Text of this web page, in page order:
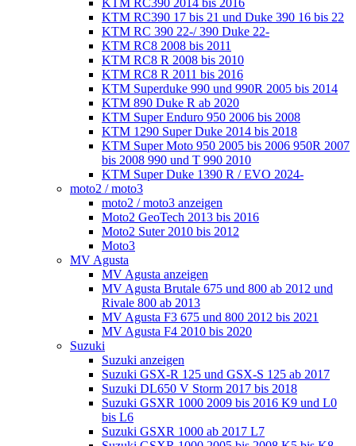
KTM RC390 2014 bis 2016
KTM RC390 17 bis 21 und Duke 390 16 bis 22
KTM RC 390 22-/ 390 Duke 22-
KTM RC8 2008 bis 2011
KTM RC8 R 2008 bis 2010
KTM RC8 R 2011 bis 2016
KTM Superduke 990 und 990R 2005 bis 2014
KTM 890 Duke R ab 2020
KTM Super Enduro 950 2006 bis 2008
KTM 1290 Super Duke 2014 bis 2018
KTM Super Moto 950 2005 bis 2006 950R 2007
bis 2008 990 und T 990 2010
KTM Super Duke 1390 R / EVO 2024-
moto2 / moto3
moto2 / moto3 anzeigen
Moto2 GeoTech 2013 bis 2016
Moto2 Suter 2010 bis 2012
Moto3
MV Agusta
MV Agusta anzeigen
MV Agusta Brutale 675 und 800 ab 2012 und
Rivale 800 ab 2013
MV Agusta F3 675 und 800 2012 bis 2021
MV Agusta F4 2010 bis 2020
Suzuki
Suzuki anzeigen
Suzuki GSX-R 125 und GSX-S 125 ab 2017
Suzuki DL650 V Storm 2017 bis 2018
Suzuki GSXR 1000 2009 bis 2016 K9 und L0
bis L6
Suzuki GSXR 1000 ab 2017 L7